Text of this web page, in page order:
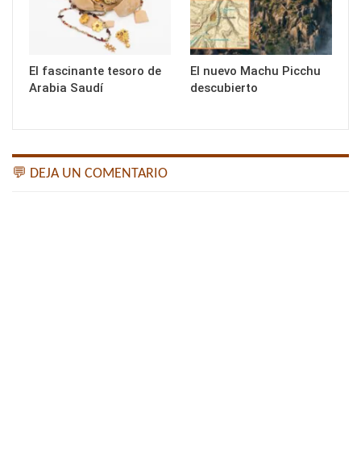
El fascinante tesoro de
Arabia Saudí
El nuevo Machu Picchu
descubierto
💬 DEJA UN COMENTARIO